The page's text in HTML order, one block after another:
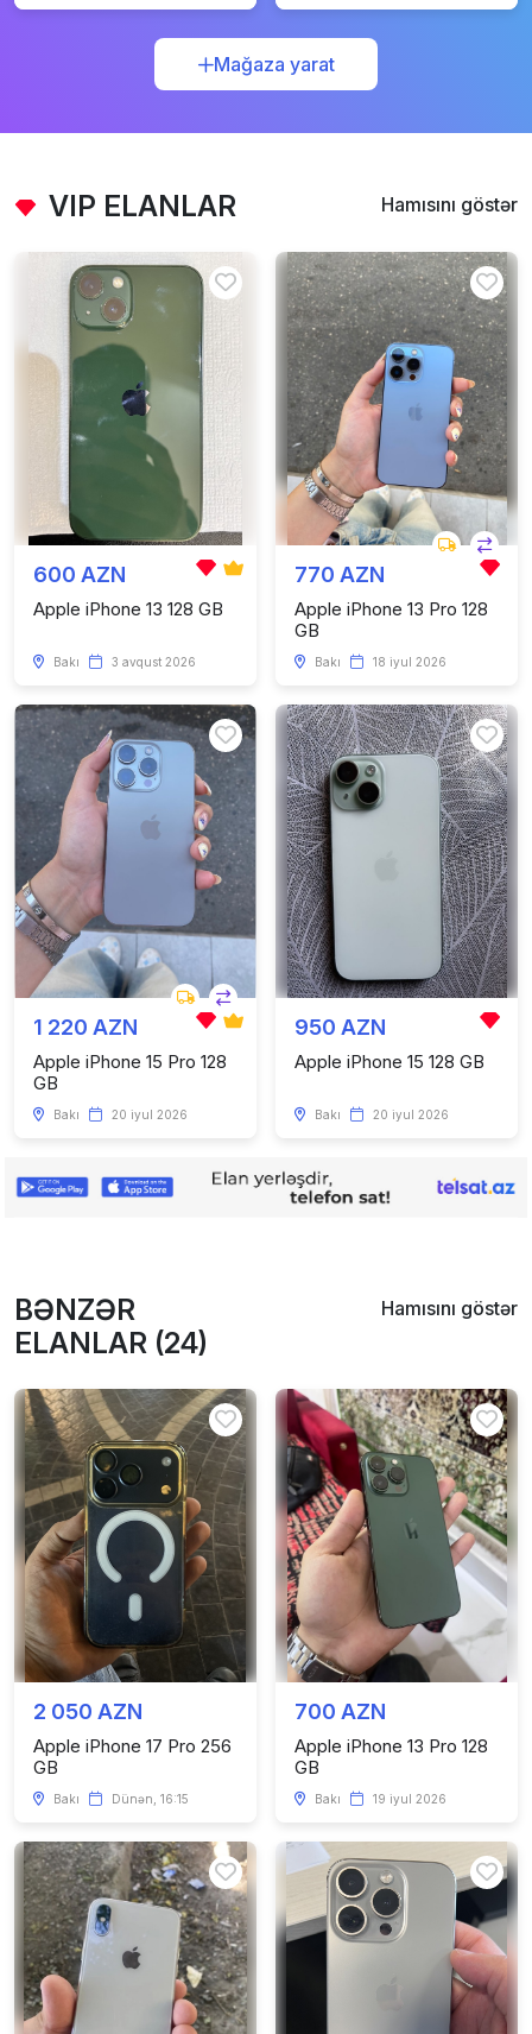
Mağaza yarat
VIP ELANLAR Hamısını göstər
600 AZN
Apple iPhone 13 128 GB
Bakı 3 avqust 2026
770 AZN
Apple iPhone 13 Pro 128
GB
Bakı 18 iyul 2026
1 220 AZN
Apple iPhone 15 Pro 128
GB
Bakı 20 iyul 2026
950 AZN
Apple iPhone 15 128 GB
Bakı 20 iyul 2026
BƏNZƏR
ELANLAR (24)
Hamısını göstər
2 050 AZN
Apple iPhone 17 Pro 256
GB
Bakı Dünən, 16:15
700 AZN
Apple iPhone 13 Pro 128
GB
Bakı 19 iyul 2026